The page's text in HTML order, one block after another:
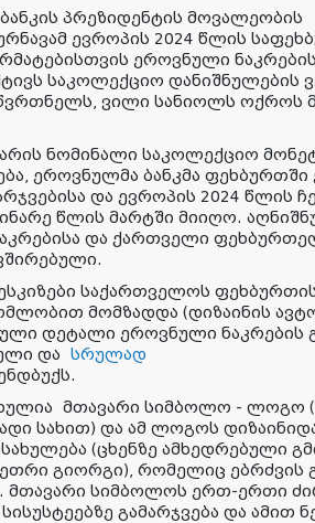
პრეზიდენტის მოვალეობის
ევროპის 2024 წლის
ეროვნული ნაკრების
საკოლექციო დანიშნულების
ვილი სანიოლს ოქროს
ნომინალი საკოლექციო
ეროვნულმა ბანკმა
და ევროპის 2024 წლის
წლის მარტში მიიღო.
და ქართველი
საქართველოს
მომზადდა (დიზაინის
დეტალი ეროვნული ნაკრების
და სრულად
მთავარი სიმბოლო - ლოგო
სახით) და ამ ლოგოს
(ცხენზე ამხედრებული
გიორგი), რომელიც ებრძვის
მთავარი სიმბოლოს ერთ-ერთი
გამარჯვება და ამით